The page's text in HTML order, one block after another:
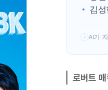
김
! AI가
로버트